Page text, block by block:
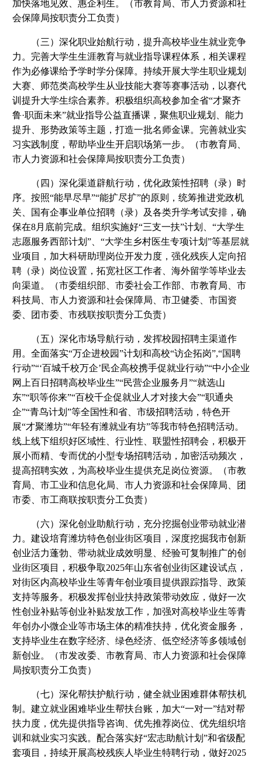
加快落地见效、惠企利生。（市教育局、市人力资源和社
会保障局按职责分工负责）
（三）深化职业始航行动，提升高校毕业生就业竞争
力。完善大学生生涯教育与就业指导课程体系，相关课程
作为必修课给予学时学分保障。持续开展大学生职业规划
大赛、师范类高校学生从业技能大赛等赛事活动，以赛代
训提升大学生综合素养。积极组织高校参加全省“才聚齐
鲁·职面未来”就业指导公益直播课，聚焦职业规划、能力
提升、形势政策等主题，打造一批名师金课。完善就业实
习实践制度，帮助毕业生开启职场第一步。（市教育局、
市人力资源和社会保障局按职责分工负责）
（四）深化渠道辟航行动，优化政策性招聘（录）时
序。按照“能早尽早”“能扩尽扩”的原则，统筹推进党政机
关、国有企事业单位招聘（录）及各类升学考试安排，确
保在8月底前完成。组织实施好“三支一扶”计划、“大学生
志愿服务西部计划”、“大学生乡村医生专项计划”等基层就
业项目，加大科研助理岗位开发力度，强化残疾人定向招
聘（录）岗位设置，拓宽社区工作者、海外留学等毕业去
向渠道。（市委组织部、市委社会工作部、市教育局、市
科技局、市人力资源和社会保障局、市卫健委、市国资
委、团市委、市残联按职责分工负责）
（五）深化市场导航行动，发挥校园招聘主渠道作
用。全面落实“万企进校园”计划和高校“访企拓岗”,“国聘
行动”“‘百城千校万企’民企高校携手促就业行动”“中小企业
网上百日招聘高校毕业生”“民营企业服务月”“就选山
东”“职等你来”“百校千企促就业人才对接大会”“职通央
企”“青鸟计划”等全国性和省、市级招聘活动，特色开
展“才聚潍坊”“年轻有潍就业有坊”等我市特色招聘活动。
线上线下组织好区域性、行业性、联盟性招聘会，积极开
展小而精、专而优的小型专场招聘活动，加密活动频次，
提高招聘实效，为高校毕业生提供充足岗位资源。（市教
育局、市工业和信息化局、市人力资源和社会保障局、团
市委、市工商联按职责分工负责）
（六）深化创业助航行动，充分挖掘创业带动就业潜
力。建设培育潍坊特色创业街区项目，深度挖掘我市创新
创业活力蓬勃、带动就业成效明显、经验可复制推广的创
业街区项目，积极争取2025年山东省创业街区建设试点，
对街区内高校毕业生等青年创业项目提供跟踪指导、政策
支持等服务。积极发挥创业扶持政策带动效应，做好一次
性创业补贴等创业补贴发放工作，加强对高校毕业生等青
年创办小微企业等市场主体的精准扶持，优化资金服务，
支持毕业生在数字经济、绿色经济、低空经济等多领域创
新创业。（市发改委、市教育局、市人力资源和社会保障
局按职责分工负责）
（七）深化帮扶护航行动，健全就业困难群体帮扶机
制。建立就业困难毕业生帮扶台账，加大“一对一”结对帮
扶力度，优先提供指导咨询、优先推荐岗位、优先组织培
训和就业实习实践。配合落实好“宏志助航计划”和省级配
套项目，持续开展高校残疾人毕业生特聘行动，做好2025